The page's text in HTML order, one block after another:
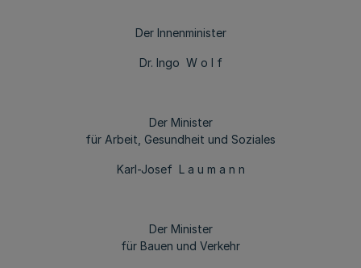
Der Innenminister
Dr. Ingo W o l f
Der Minister
für Arbeit, Gesundheit und Soziales
Karl-Josef L a u m a n n
Der Minister
für Bauen und Verkehr